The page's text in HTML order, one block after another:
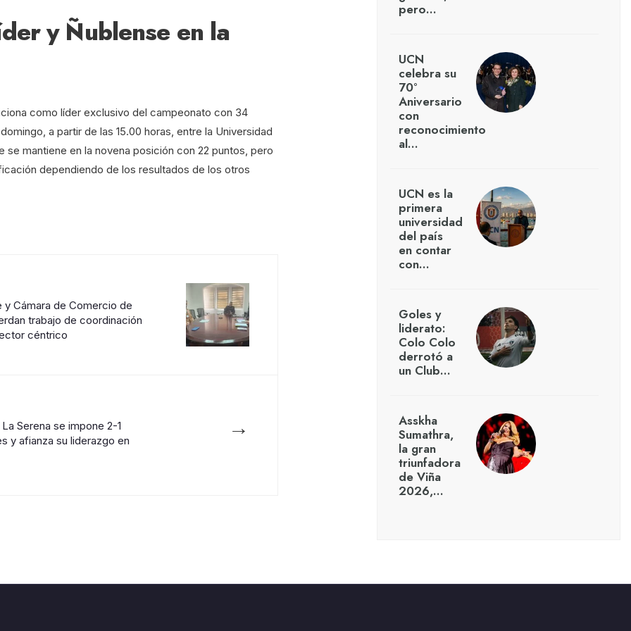
y Ñublense en la
como líder exclusivo del campeonato con 34
a partir de las 15.00 horas, entre la Universidad
se mantiene en la novena posición con 22 puntos, pero
dependiendo de los resultados de los otros
y Cámara de Comercio de
trabajo de coordinación
céntrico
→
Serena se impone 2-1
y afianza su liderazgo en
pero…
UCN
celebra su
70°
Aniversario
con
reconocimiento
al…
UCN es la
primera
universidad
del país
en contar
con…
Goles y
liderato:
Colo Colo
derrotó a
un Club…
Asskha
Sumathra,
la gran
triunfadora
de Viña
2026,…